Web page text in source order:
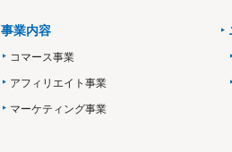
事業内容
コマース事業
アフィリエイト事業
マーケティング事業